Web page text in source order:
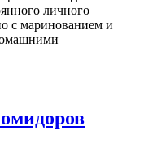
личного
с маринованием и